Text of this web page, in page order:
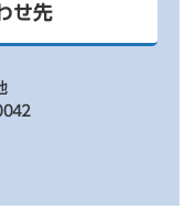
せ先